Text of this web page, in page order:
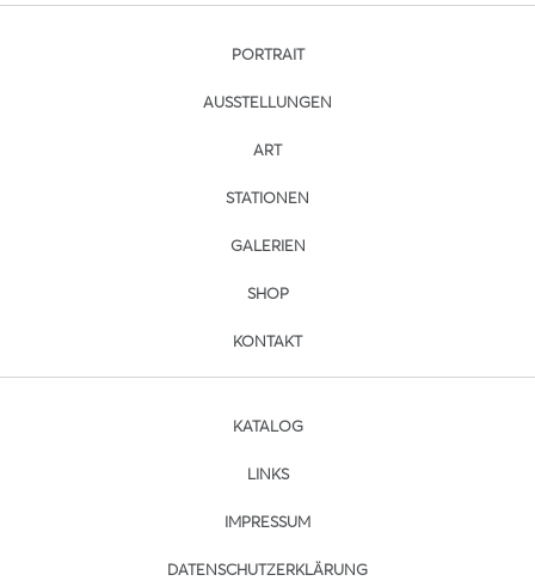
PORTRAIT
AUSSTELLUNGEN
ART
STATIONEN
GALERIEN
SHOP
KONTAKT
KATALOG
LINKS
IMPRESSUM
DATENSCHUTZERKLÄRUNG